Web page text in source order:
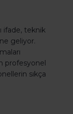
ifade, teknik
geliyor.
profesyonel
sıkça